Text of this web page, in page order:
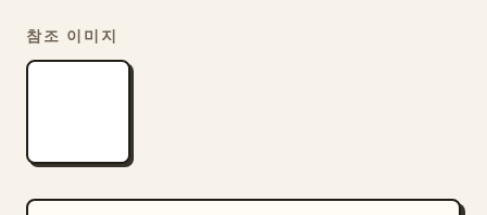
가운 파란색 경기장 분위기로 변경하고, 선수 뒤로 밝
은 경기장 조명, 떠다니는 주황색 불꽃과 검은 잔해,
wallpaper
참조 이미지